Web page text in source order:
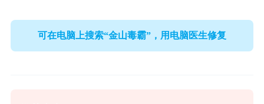
可在电脑上搜索“金山毒霸”，用电脑医生修复